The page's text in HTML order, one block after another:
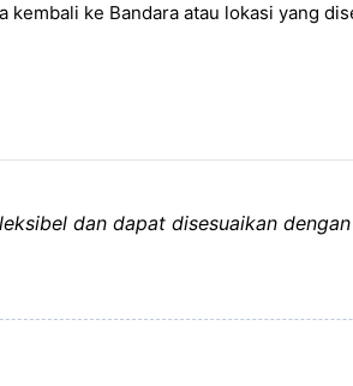
kembali ke Bandara atau lokasi yang
dan dapat disesuaikan